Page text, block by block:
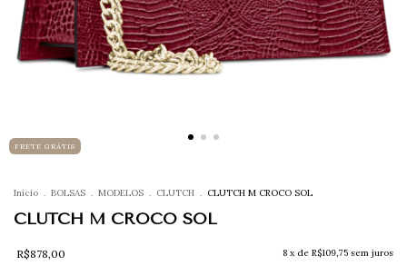
FRETE GRÁTIS
Início . BOLSAS . MODELOS . CLUTCH . CLUTCH M CROCO SOL
CLUTCH M CROCO SOL
R$878,00 8 x de R$109,75 sem juros